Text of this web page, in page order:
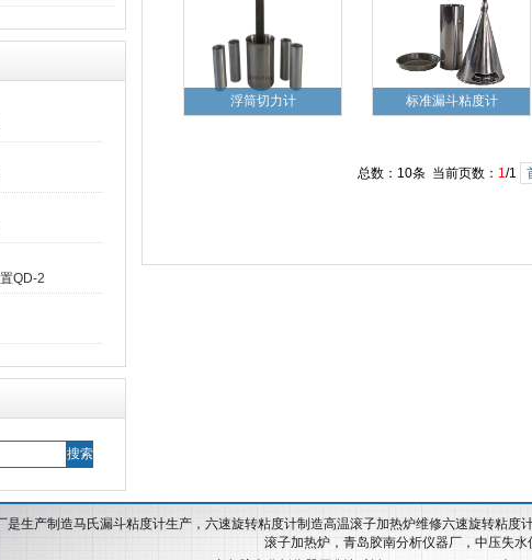
QD-2
浮筒切力计 标准漏斗粘度计
总数：10条 当前页数： 1/1
是生产制造马氏漏斗粘度计生产，六速旋转粘度计制造高温滚子加热炉维修六速旋转粘
滚子加热炉， 青岛胶南分析仪器厂 ，中压失